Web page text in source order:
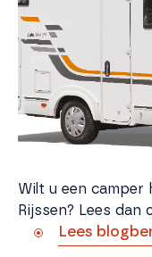
Wilt u een camper
Rijssen? Lees
Lees